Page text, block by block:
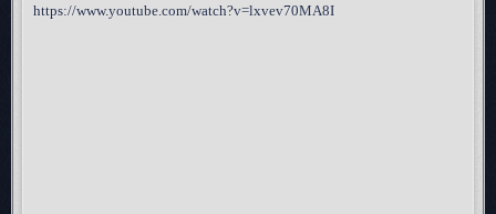
https://www.youtube.com/watch?v=lxvev70MA8I